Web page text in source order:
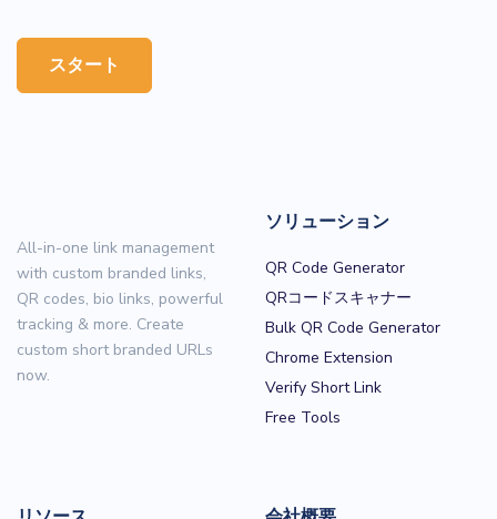
スタート
All-in-one link management
with custom branded links,
QR codes, bio links, powerful
tracking & more. Create
custom short branded URLs
now.
ソリューション
QR Code Generator
QRコードスキャナー
Bulk QR Code Generator
Chrome Extension
Verify Short Link
Free Tools